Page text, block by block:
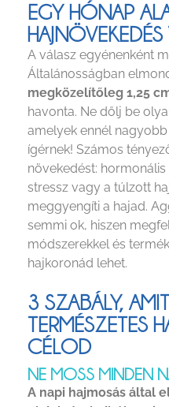
EGY HÓNAP
A válasz egyénenként
Általánosságban
megközelítőleg 1,25
havonta. Ne dőlj be
amelyek ennél
ígérnek! Számos
növekedést:
stressz vagy a túlzott
meggyengíti a hajad.
semmi ok, hiszen
módszerekkel és
hajkoronád lehet.
3 SZABÁLY,
TERMÉSZETES
CÉLOD
NE MOSS MINDEN
A napi hajmosás által